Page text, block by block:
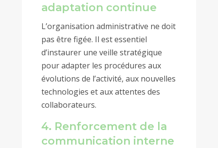
adaptation continue
L’organisation administrative ne doit
pas être figée. Il est essentiel
d’instaurer une veille stratégique
pour adapter les procédures aux
évolutions de l’activité, aux nouvelles
technologies et aux attentes des
collaborateurs.
4. Renforcement de la
communication interne